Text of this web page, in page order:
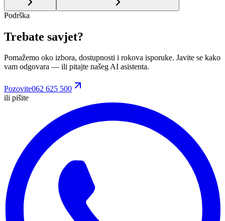
Podrška
Trebate savjet?
Pomažemo oko izbora, dostupnosti i rokova isporuke. Javite se kako
vam odgovara — ili pitajte našeg AI asistenta.
Pozovite062 625 500
ili pišite